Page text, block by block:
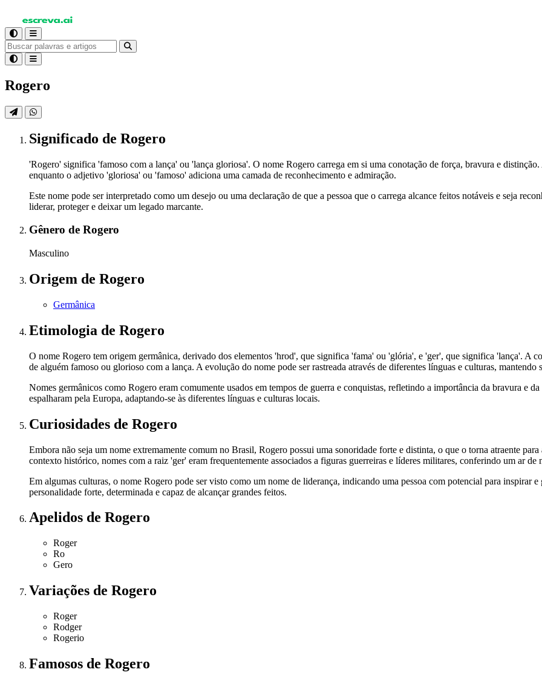
Rogero
Significado de Rogero
'Rogero' significa 'famoso com a lança' ou 'lança gloriosa'. O nome Rogero carrega em si uma conotação de força, bravura e
enquanto o adjetivo 'gloriosa' ou 'famoso' adiciona uma camada de reconhecimento e admiração.
Este nome pode ser interpretado como um desejo ou uma declaração de que a pessoa que o carrega alcance feitos notáveis e seja
liderar, proteger e deixar um legado marcante.
Gênero de Rogero
Masculino
Origem de Rogero
Germânica
Etimologia de Rogero
O nome Rogero tem origem germânica, derivado dos elementos 'hrod', que significa 'fama' ou 'glória', e 'ger', que significa 'lança'. A
de alguém famoso ou glorioso com a lança. A evolução do nome pode ser rastreada através de diferentes línguas e culturas,
Nomes germânicos como Rogero eram comumente usados em tempos de guerra e conquistas, refletindo a importância da bravura e
espalharam pela Europa, adaptando-se às diferentes línguas e culturas locais.
Curiosidades de Rogero
Embora não seja um nome extremamente comum no Brasil, Rogero possui uma sonoridade forte e distinta, o que o torna atraente
contexto histórico, nomes com a raiz 'ger' eram frequentemente associados a figuras guerreiras e líderes militares, conferindo um ar de
Em algumas culturas, o nome Rogero pode ser visto como um nome de liderança, indicando uma pessoa com potencial para inspirar
personalidade forte, determinada e capaz de alcançar grandes feitos.
Apelidos de Rogero
Roger
Ro
Gero
Variações de Rogero
Roger
Rodger
Rogerio
Famosos de Rogero